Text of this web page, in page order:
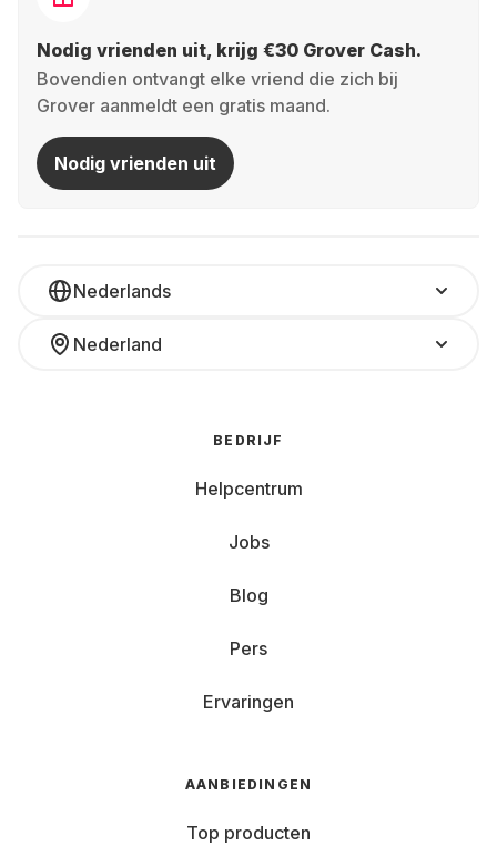
Nodig vrienden uit, krijg €30 Grover Cash.
Bovendien ontvangt elke vriend die zich bij
Grover aanmeldt een gratis maand.
Nodig vrienden uit
Nederlands
Nederland
BEDRIJF
Helpcentrum
Jobs
Blog
Pers
Ervaringen
AANBIEDINGEN
Top producten